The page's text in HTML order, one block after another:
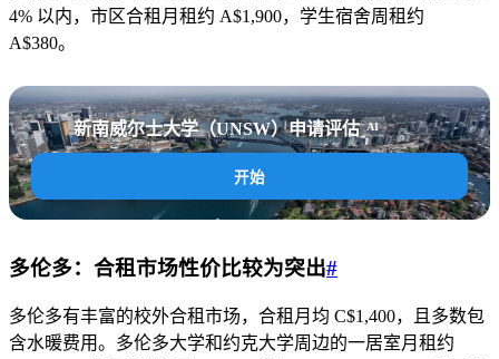
4% 以内，市区合租月租约 A$1,900，学生宿舍周租约
A$380。
新南威尔士大学（UNSW）申请评估 AI
开始
多伦多：合租市场性价比较为突出#
多伦多有丰富的校外合租市场，合租月均 C$1,400，且多数包
含水暖费用。多伦多大学和约克大学周边的一居室月租约